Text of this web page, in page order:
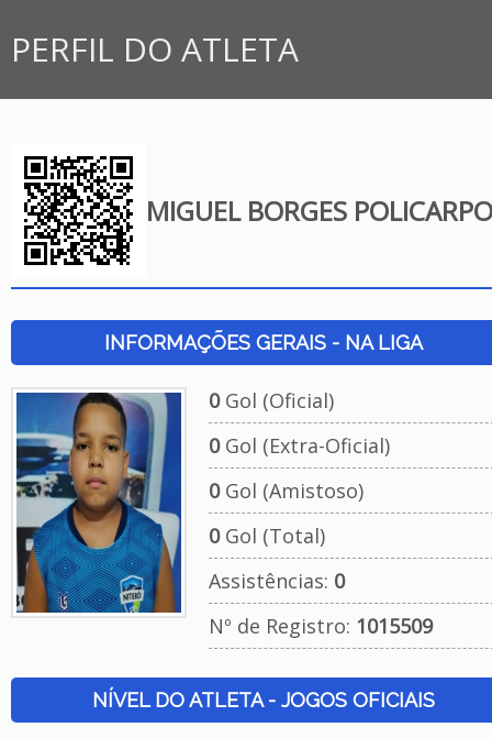
PERFIL DO ATLETA
MIGUEL BORGES POLICARPO
INFORMAÇÕES GERAIS - NA LIGA
0Gol (Oficial)
0Gol (Extra-Oficial)
0Gol (Amistoso)
0Gol (Total)
Assistências: 0
Nº de Registro: 1015509
NÍVEL DO ATLETA - JOGOS OFICIAIS